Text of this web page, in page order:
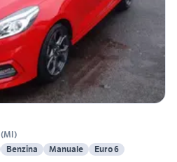
(MI)
Benzina Manuale Euro 6